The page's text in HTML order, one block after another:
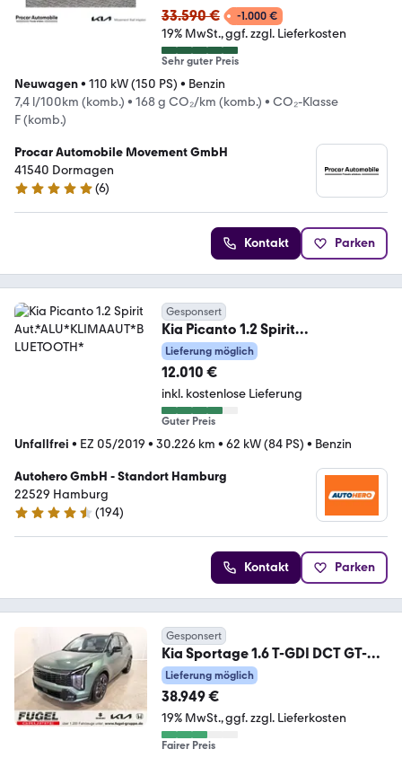
33.590 €
-1.000 €
19% MwSt. ggf. zzgl. Lieferkosten
Sehr guter Preis
Neuwagen• 110 kW (150 PS) • Benzin
7,4 l/100km (komb.) • 168 g CO₂/km (komb.) • CO₂-Klasse
F (komb.)
Procar Automobile Movement GmbH
41540 Dormagen
5 Sterne
(6)
Kontakt Parken
Gesponsert
Kia Picanto 1.2 Spirit
Aut.*ALU*KLIMAAUT*BLUETOOTH
*
Lieferung möglich
12.010 €
inkl. kostenlose Lieferung
Guter Preis
Unfallfrei • EZ 05/2019 • 30.226 km • 62 kW (84 PS) • Benzin
Autohero GmbH - Standort Hamburg
22529 Hamburg
4.6 Sterne
(194)
Kontakt Parken
Gesponsert
Kia Sportage 1.6 T-GDI DCT GT-
Line Pano|Drive|Sound|
Lieferung möglich
38.949 €
19% MwSt. ggf. zzgl. Lieferkosten
Fairer Preis